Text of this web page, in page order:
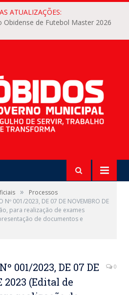
ATUALIZAÇÕES:
Obidense de Futebol Master 2026
»
Processos
Nº 001/2023, DE 07 DE NOVEMBRO DE
para realização de exames
de documentos e
001/2023, DE 07 DE
2023 (Edital de
0